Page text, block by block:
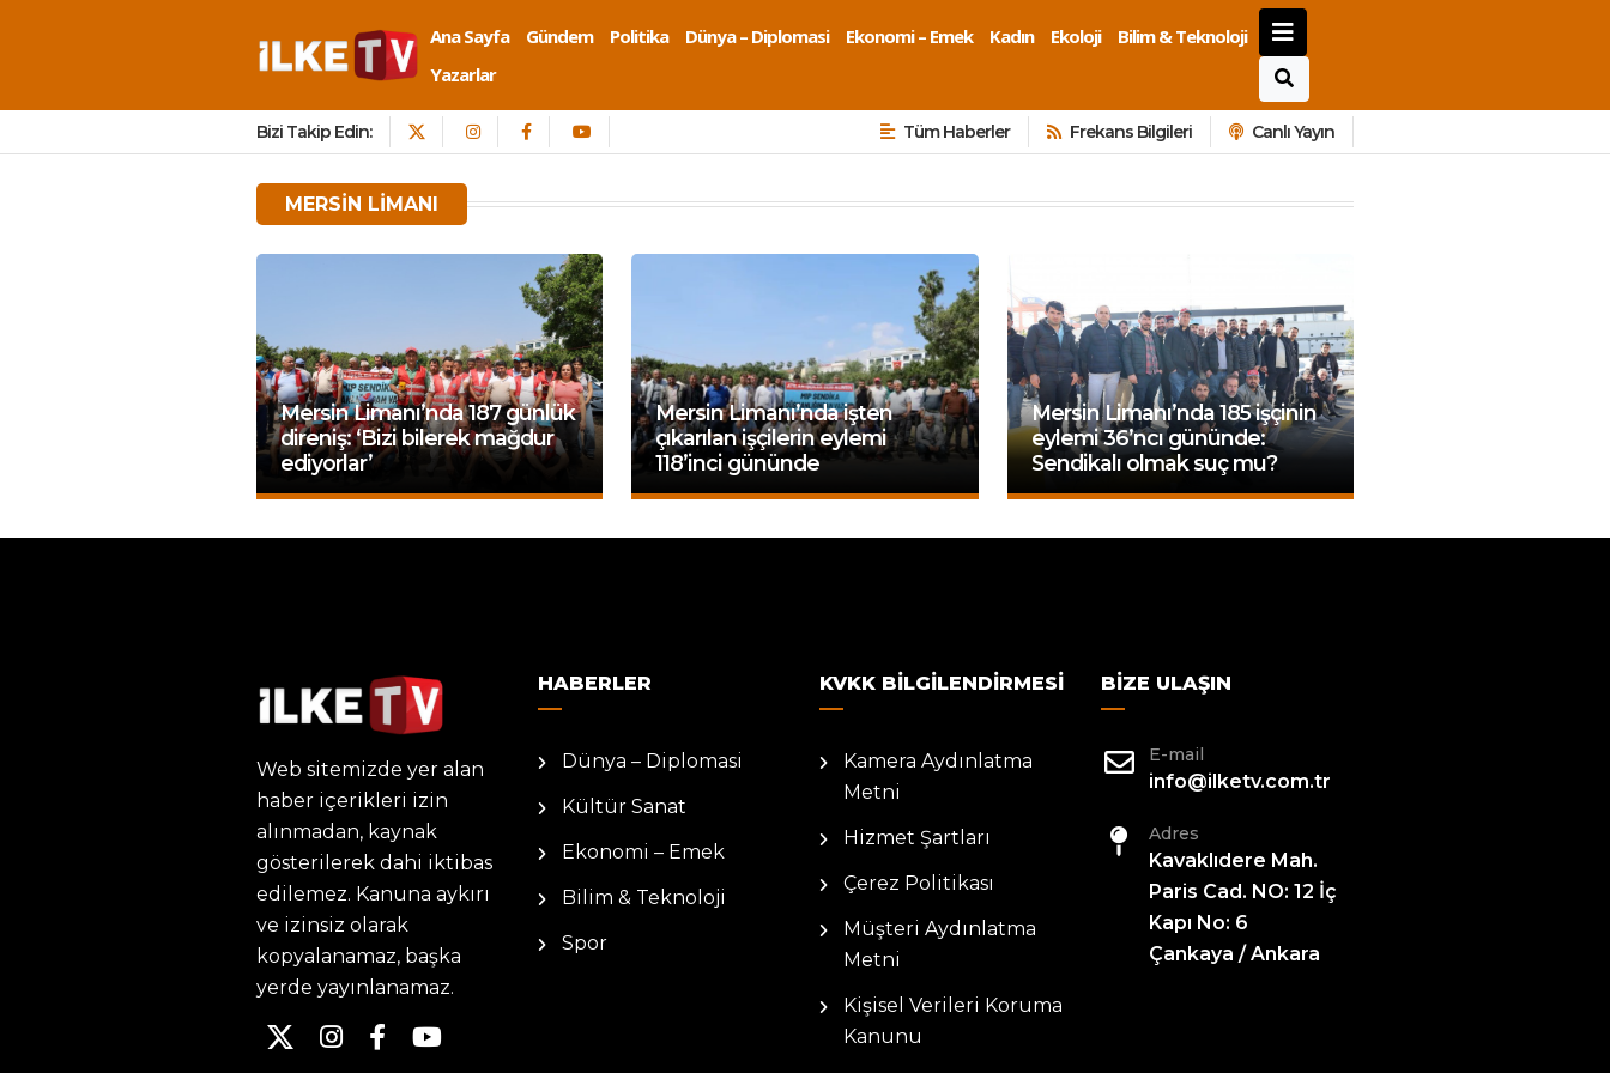
Ana Sayfa Gündem Politika Dünya – Diplomasi Ekonomi – Emek Kadın Ekoloji
Bilim & Teknoloji
Yazarlar
Bizi Takip Edin: Tüm Haberler Frekans Bilgileri Canlı Yayın
MERSIN LIMANI
Mersin Limanı’nda 187 günlük
direniş: ‘Bizi bilerek mağdur
ediyorlar’
Mersin Limanı’nda işten
çıkarılan işçilerin eylemi
118’inci gününde
Mersin Limanı’nda 185 işçinin
eylemi 36’ncı gününde:
Sendikalı olmak suç mu?
Web sitemizde yer alan
haber içerikleri izin
alınmadan, kaynak
gösterilerek dahi iktibas
edilemez. Kanuna aykırı
ve izinsiz olarak
kopyalanamaz, başka
yerde yayınlanamaz.
HABERLER
Dünya – Diplomasi
Kültür Sanat
Ekonomi – Emek
Bilim & Teknoloji
Spor
KVKK BILGILENDIRMESI
Kamera Aydınlatma
Metni
Hizmet Şartları
Çerez Politikası
Müşteri Aydınlatma
Metni
Kişisel Verileri Koruma
Kanunu
BIZE ULAŞIN
E-mail
info@ilketv.com.tr
Adres
Kavaklıdere Mah.
Paris Cad. NO: 12 İç
Kapı No: 6
Çankaya / Ankara